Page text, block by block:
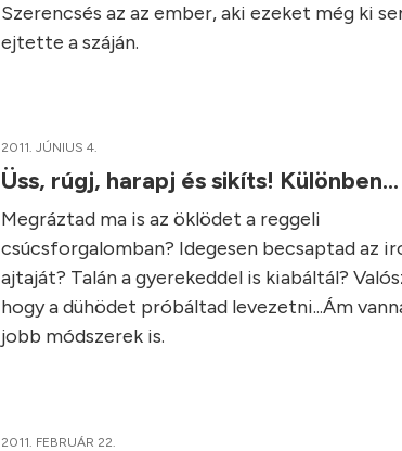
Szerencsés az az ember, aki ezeket még ki
ejtette a száján.
2011. JÚNIUS 4.
Üss, rúgj, harapj és sikíts! Különben...
Megráztad ma is az öklödet a reggeli
csúcsforgalomban? Idegesen becsaptad az
ajtaját? Talán a gyerekeddel is kiabáltál?
hogy a dühödet próbáltad levezetni...Ám
jobb módszerek is.
2011. FEBRUÁR 22.